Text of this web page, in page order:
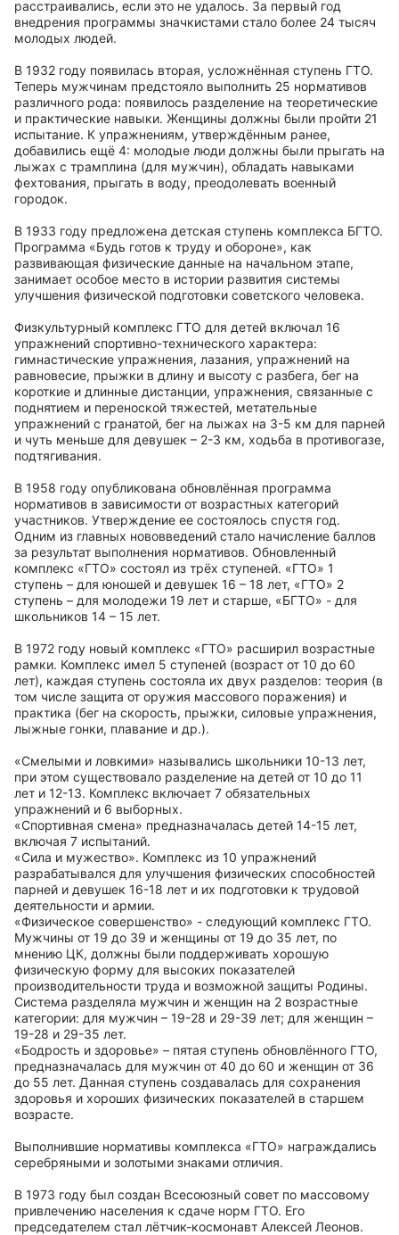
расстраивались, если это не удалось. За первый год
внедрения программы значкистами стало более 24 тысяч
молодых людей.
В 1932 году появилась вторая, усложнённая ступень ГТО.
Теперь мужчинам предстояло выполнить 25 нормативов
различного рода: появилось разделение на теоретические
и практические навыки. Женщины должны были пройти 21
испытание. К упражнениям, утверждённым ранее,
добавились ещё 4: молодые люди должны были прыгать на
лыжах с трамплина (для мужчин), обладать навыками
фехтования, прыгать в воду, преодолевать военный
городок.
В 1933 году предложена детская ступень комплекса БГТО.
Программа «Будь готов к труду и обороне», как
развивающая физические данные на начальном этапе,
занимает особое место в истории развития системы
улучшения физической подготовки советского человека.
Физкультурный комплекс ГТО для детей включал 16
упражнений спортивно-технического характера:
гимнастические упражнения, лазания, упражнений на
равновесие, прыжки в длину и высоту с разбега, бег на
короткие и длинные дистанции, упражнения, связанные с
поднятием и переноской тяжестей, метательные
упражнений с гранатой, бег на лыжах на 3-5 км для парней
и чуть меньше для девушек – 2-3 км, ходьба в противогазе,
подтягивания.
В 1958 году опубликована обновлённая программа
нормативов в зависимости от возрастных категорий
участников. Утверждение ее состоялось спустя год.
Одним из главных нововведений стало начисление баллов
за результат выполнения нормативов. Обновленный
комплекс «ГТО» состоял из трёх ступеней. «ГТО» 1
ступень – для юношей и девушек 16 – 18 лет, «ГТО» 2
ступень – для молодежи 19 лет и старше, «БГТО» - для
школьников 14 – 15 лет.
В 1972 году новый комплекс «ГТО» расширил возрастные
рамки. Комплекс имел 5 ступеней (возраст от 10 до 60
лет), каждая ступень состояла их двух разделов: теория (в
том числе защита от оружия массового поражения) и
практика (бег на скорость, прыжки, силовые упражнения,
лыжные гонки, плавание и др.).
«Смелыми и ловкими» назывались школьники 10-13 лет,
при этом существовало разделение на детей от 10 до 11
лет и 12-13. Комплекс включает 7 обязательных
упражнений и 6 выборных.
«Спортивная смена» предназначалась детей 14-15 лет,
включая 7 испытаний.
«Сила и мужество». Комплекс из 10 упражнений
разрабатывался для улучшения физических способностей
парней и девушек 16-18 лет и их подготовки к трудовой
деятельности и армии.
«Физическое совершенство» - следующий комплекс ГТО.
Мужчины от 19 до 39 и женщины от 19 до 35 лет, по
мнению ЦК, должны были поддерживать хорошую
физическую форму для высоких показателей
производительности труда и возможной защиты Родины.
Система разделяла мужчин и женщин на 2 возрастные
категории: для мужчин – 19-28 и 29-39 лет; для женщин –
19-28 и 29-35 лет.
«Бодрость и здоровье» – пятая ступень обновлённого ГТО,
предназначалась для мужчин от 40 до 60 и женщин от 36
до 55 лет. Данная ступень создавалась для сохранения
здоровья и хороших физических показателей в старшем
возрасте.
Выполнившие нормативы комплекса «ГТО» награждались
серебряными и золотыми знаками отличия.
В 1973 году был создан Всесоюзный совет по массовому
привлечению населения к сдаче норм ГТО. Его
председателем стал лётчик-космонавт Алексей Леонов.